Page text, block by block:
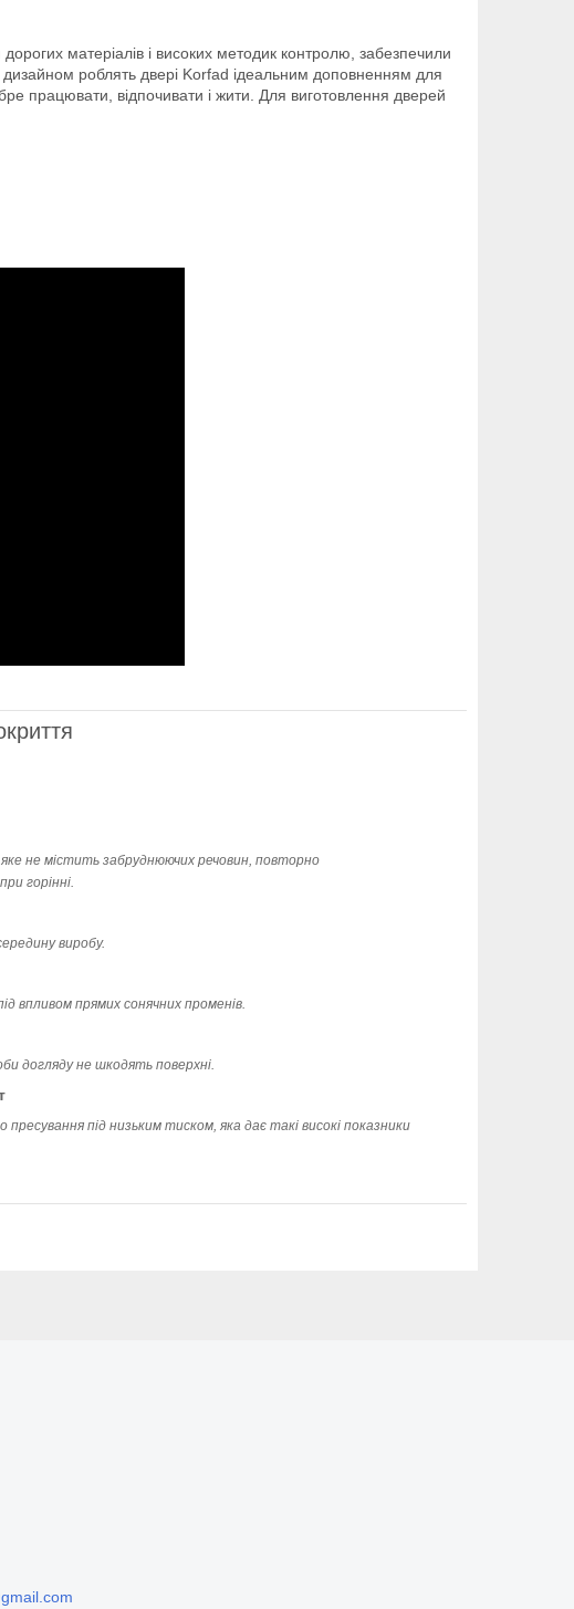
матеріалів і високих методик контролю, забезпечили
дизайном роблять двері Korfad ідеальним доповненням для
працювати, відпочивати і жити. Для виготовлення дверей
не містить забруднюючих речовин, повторно
горінні.
виробу.
впливом прямих сонячних променів.
догляду не шкодять поверхні.
під низьким тиском, яка дає такі високі показники